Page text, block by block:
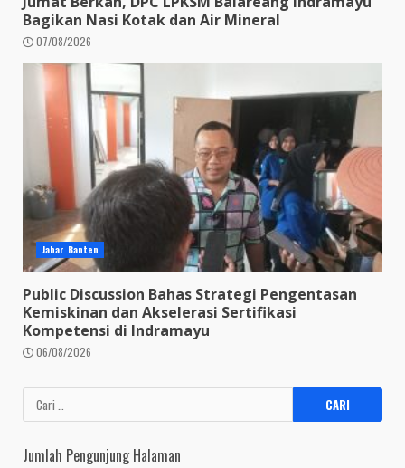
Bagikan Nasi Kotak dan Air Mineral
07/08/2026
Jabar Banten
Public Discussion Bahas Strategi Pengentasan
Kemiskinan dan Akselerasi Sertifikasi
Kompetensi di Indramayu
06/08/2026
Cari
untuk:
Jumlah Pengunjung Halaman